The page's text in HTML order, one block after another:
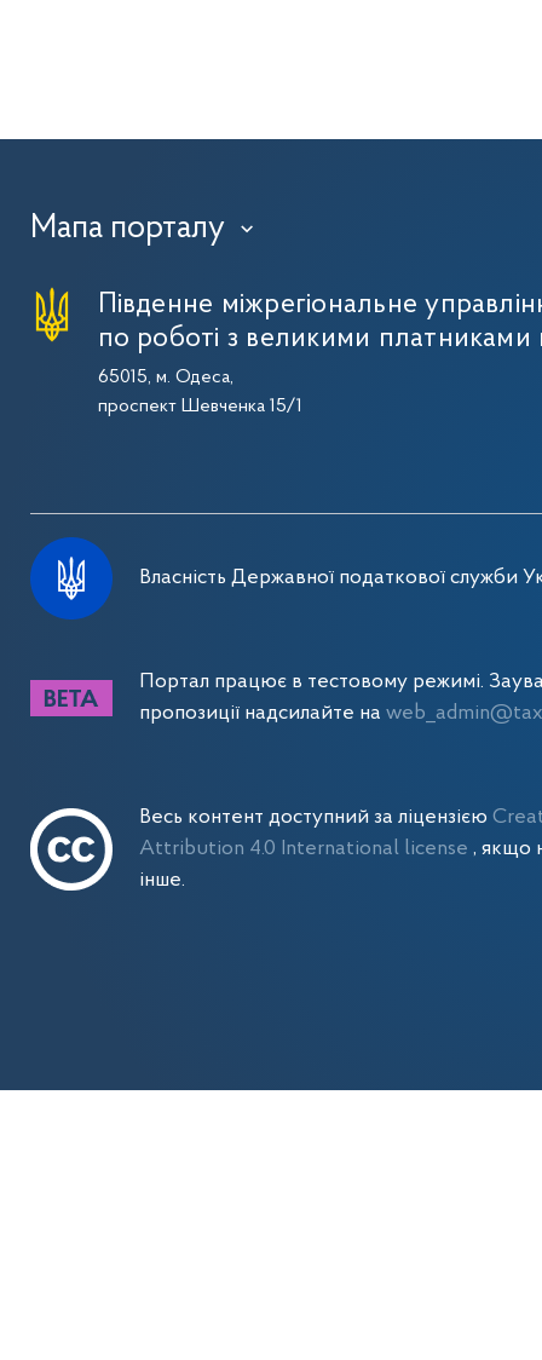
Мапа порталу ›
Південне міжрегіональне
по роботі з великими платниками
65015, м. Одеса,
проспект Шевченка 15/1
Власність Державної податкової служби
Портал працює в тестовому режимі.
пропозиції надсилайте на
Весь контент доступний за ліцензією
Attribution 4.0 International license , якщо
інше.